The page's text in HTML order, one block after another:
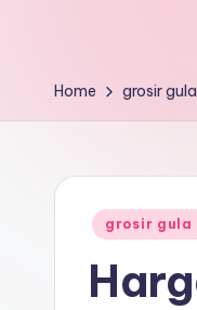
Home grosir
Posted
grosir gula